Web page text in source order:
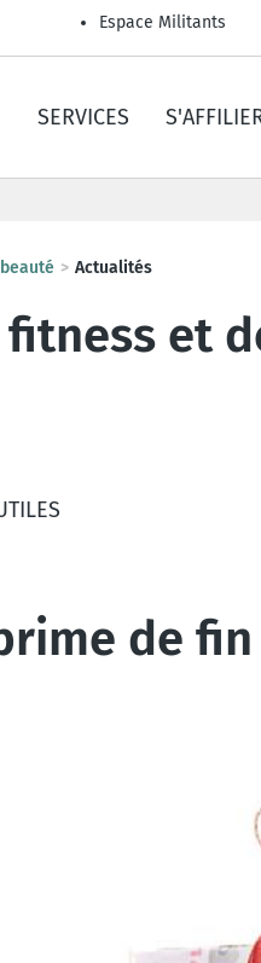
Espace Militants
SERVICES
Actualités
fitness et
de fin